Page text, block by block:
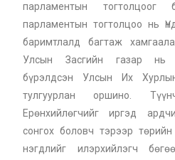
парламентын тогтолцоог
парламентын тогтолцоо нь
баримтлалд багтаж
Улсын Засгийн газар нь
бүрэлдсэн Улсын Их
тулгуурлан оршино.
Ерөнхийлөгчийг иргэд
сонгох боловч тэрээр
нэгдлийг илэрхийлэгч